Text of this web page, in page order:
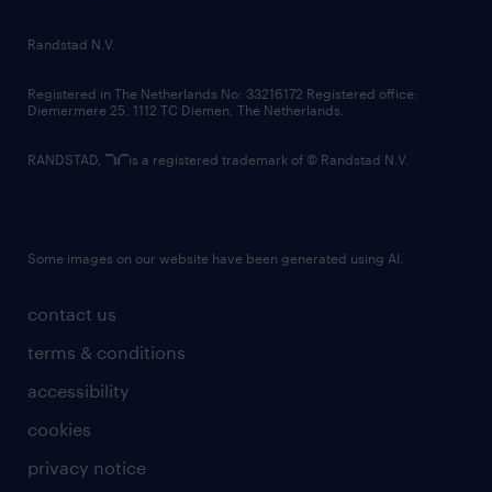
country websites
contact us
terms & conditions
accessibility
cookies
privacy notice
Randstad N.V.
Registered in The Netherlands No: 33216172 Registered office:
Diemermere 25, 1112 TC Diemen, The Netherlands.
RANDSTAD, is a registered trademark of © Randstad N.V.
Some images on our website have been generated using AI.